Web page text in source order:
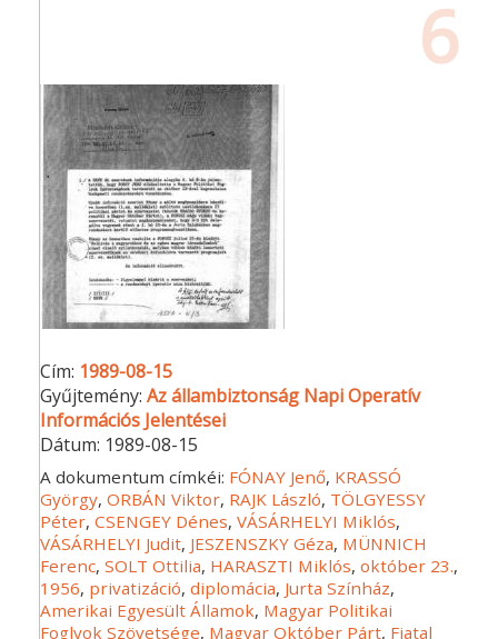
6
Cím: 1989-08-15
Gyűjtemény:Az állambiztonság Napi Operatív
Információs Jelentései
Dátum: 1989-08-15
A dokumentum címkéi: FÓNAY Jenő, KRASSÓ
György,ORBÁN Viktor, RAJK László, TÖLGYESSY
Péter,CSENGEY Dénes,VÁSÁRHELYI Miklós,
VÁSÁRHELYI Judit, JESZENSZKY Géza, MÜNNICH
Ferenc,SOLT Ottilia, HARASZTI Miklós,október 23.,
1956, privatizáció,diplomácia, Jurta Színház,
Amerikai Egyesült Államok, Magyar Politikai
Foglyok Szövetsége, Magyar Október Párt, Fiatal